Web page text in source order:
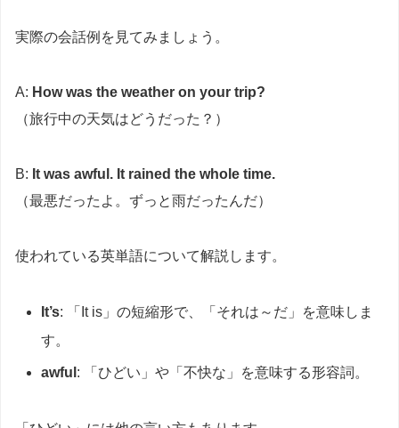
実際の会話例を見てみましょう。
A: How was the weather on your trip?
（旅行中の天気はどうだった？）
B: It was awful. It rained the whole time.
（最悪だったよ。ずっと雨だったんだ）
使われている英単語について解説します。
It’s: 「It is」の短縮形で、「それは～だ」を意味しま
す。
awful : 「ひどい」や「不快な」を意味する形容詞。